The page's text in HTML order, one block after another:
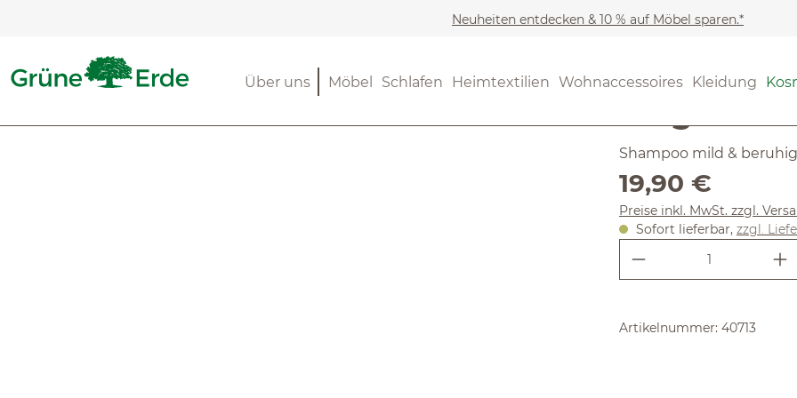
Neuheiten entdecken & 10 % auf Möbel sparen.*
Möbel Schlafen Heimtextilien Wohnaccessoires Kleidung
Über uns (4.75) 8
Shampoo mild &
Regulärer Preis:
19,90 €
Preise inkl. MwSt. zzgl.
Sofort lieferbar, zzgl.
Produkt
Artikelnummer: 40713